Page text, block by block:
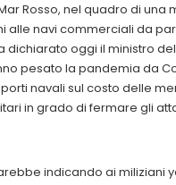
Rosso, nel quadro di
alle navi commerciali da
oggi il ministro
pesato la pandemia da
navali sul costo delle
in grado di fermare gli
indicando ai miliziani